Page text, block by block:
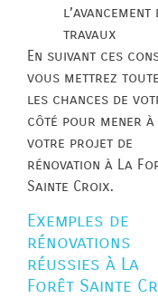
l’avancement
travaux
En suivant ces
vous mettrez
les chances de
côté pour mener à
votre projet de
rénovation à La
Sainte Croix.
Exemples de
rénovations
réussies à La
Forêt Sainte